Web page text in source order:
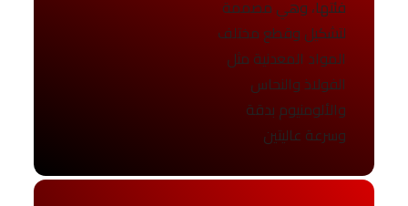
فئتها، وهي مصممة
لتشكيل وقطع مختلف
المواد المعدنية مثل
الفولاذ والنحاس
والألومنيوم بدقة
وسرعة عاليتين